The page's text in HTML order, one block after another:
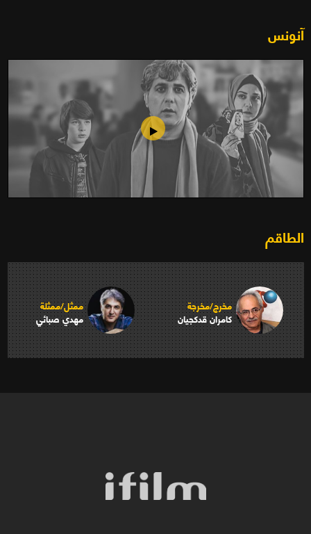
آنونس
الطاقم
مخرج/مخرجة
كامران قدكجيان
ممثل/ممثلة
مهدي صبائي